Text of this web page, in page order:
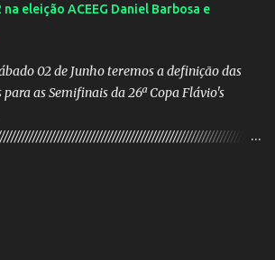
na eleição ACEEG Daniel Barbosa e
02 de Junho teremos a definição das
as Semifinais da 26ª Copa Flávio's
730 TESOUREIRO Nome: Cleison